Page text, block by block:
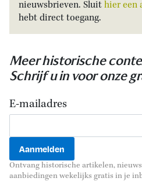
nieuwsbrieven. Sluithier een
hebt direct toegang.
Meer historische
Schrijf u in voor onze
E-mailadres
Ontvang historische artikelen,
aanbiedingen wekelijks gratis in je